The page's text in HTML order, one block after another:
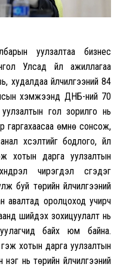
уулзалтаа бизнес
Улсад үйл ажиллагаа
худалдаа үйлчилгээний 84
хэмжээнд ДНБ-ний 70
уулзалтын гол зорилго нь
гаргахаасаа өмнө сонсож,
хүсэлтийг бодлого, үйл
хотын дарга уулзалтын
чирэгдэл үүсгэдэг
буй төрийн үйлчилгээний
авалтад оролцоход учирч
шийдэх зохицуулалт нь
байх юм байна.
хотын дарга уулзалтын
нь төрийн үйлчилгээний